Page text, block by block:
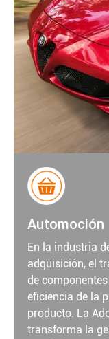
Automoción
En la industria
adquisición, el
de
eficiencia de la
producto. La
transforma la